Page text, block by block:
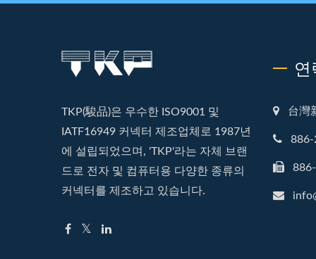
TKP(駿品)은 우수한 ISO9001 및
IATF16949 커넥터 제조업체로 1987년
에 설립되었으며, 'TKP'라는 자체 브랜
드로 전자 및 컴퓨터용 다양한 종류의
커넥터를 제조하고 있습니다.
연
台灣
886-